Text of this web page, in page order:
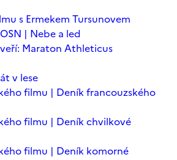
s Ermekem Tursunovem
| Nebe a led
Maraton Athleticus
v lese
filmu | Deník francouzského
filmu | Deník chvilkové
filmu | Deník komorné